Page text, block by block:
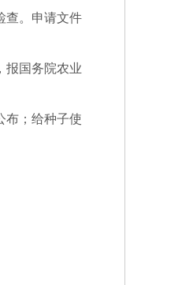
查。申请文件
报国务院农业
布；给种子使